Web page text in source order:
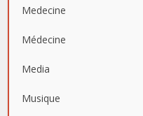
Medecine
Médecine
Media
Musique